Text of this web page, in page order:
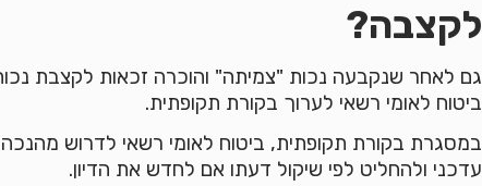
לקצבה?
גם לאחר שנקבעה נכות "צמיתה" והוכרה זכאות לקצבת
ביטוח לאומי רשאי לערוך בקורת תקופתית.
במסגרת בקורת תקופתית, ביטוח לאומי רשאי לדרוש
עדכני ולהחליט לפי שיקול דעתו אם לחדש את הדיון.